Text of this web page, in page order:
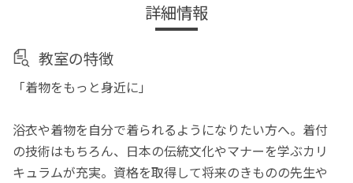
詳細情報
教室の特徴
「着物をもっと身近に」
浴衣や着物を自分で着られるようになりたい方へ。着付
の技術はもちろん、日本の伝統文化やマナーを学ぶカリ
キュラムが充実。資格を取得して将来のきものの先生や